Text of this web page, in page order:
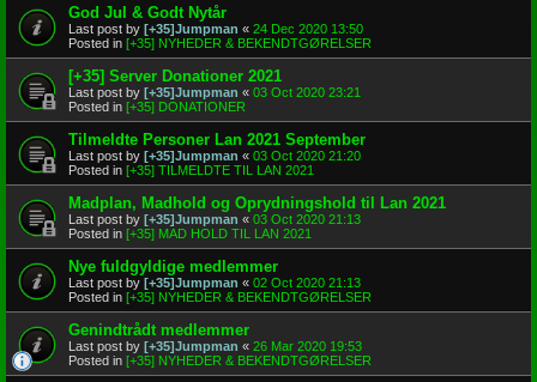
God Jul & Godt Nytår
Last post by [+35]Jumpman « 24 Dec 2020 13:50
Posted in [+35] NYHEDER & BEKENDTGØRELSER
[+35] Server Donationer 2021
Last post by [+35]Jumpman « 03 Oct 2020 23:21
Posted in [+35] DONATIONER
Tilmeldte Personer Lan 2021 September
Last post by [+35]Jumpman « 03 Oct 2020 21:20
Posted in [+35] TILMELDTE TIL LAN 2021
Madplan, Madhold og Oprydningshold til Lan 2021
Last post by [+35]Jumpman « 03 Oct 2020 21:13
Posted in [+35] MAD HOLD TIL LAN 2021
Nye fuldgyldige medlemmer
Last post by [+35]Jumpman « 02 Oct 2020 21:13
Posted in [+35] NYHEDER & BEKENDTGØRELSER
Genindtrådt medlemmer
Last post by [+35]Jumpman « 26 Mar 2020 19:53
Posted in [+35] NYHEDER & BEKENDTGØRELSER